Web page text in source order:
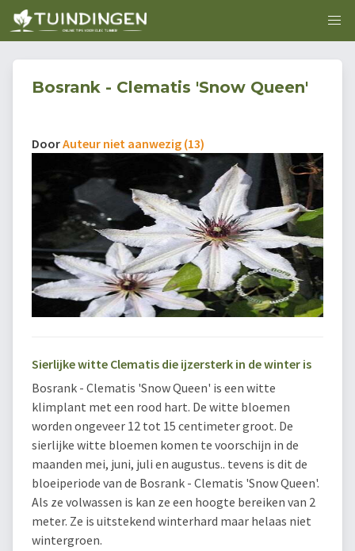
Bosrank - Clematis 'Snow Queen'
DoorAuteur niet aanwezig (13)
Sierlijke witte Clematis die ijzersterk in de winter is
Bosrank - Clematis 'Snow Queen' is een witte
klimplant met een rood hart. De witte bloemen
worden ongeveer 12 tot 15 centimeter groot. De
sierlijke witte bloemen komen te voorschijn in de
maanden mei, juni, juli en augustus.. tevens is dit de
bloeiperiode van de Bosrank - Clematis 'Snow Queen'.
Als ze volwassen is kan ze een hoogte bereiken van 2
meter. Ze is uitstekend winterhard maar helaas niet
wintergroen.